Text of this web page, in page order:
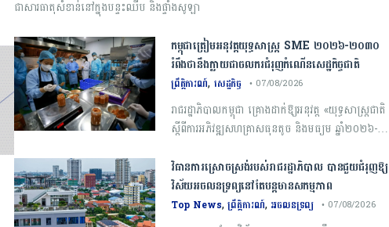
ជាសារធាតុសំខាន់នៅក្នុងបន្ទះឈីប និងផ្ទាំងសូឡា
កម្ពុជា​ត្រៀមអនុវត្ត​យុទ្ធសាស្ត្រ​ ​SME​ ​២០២៦​-​២០៣០​
រំពឹងថានឹងក្លាយ​ជា​ចលករ​ជំរុញ​កំណើន​សេដ្ឋកិច្ច​ជាតិ​
ព្រឹត្តិការណ៍, សេដ្ឋកិច្ច • 07/08/2026
រាជ​រដ្ឋាភិបាល​កម្ពុជា​ ​គ្រោង​ដាក់​ឱ្យ​អនុវត្ត​ «​យុទ្ធសាស្ត្រ​ជាតិ​
ស្តីពី​ការ​អភិវឌ្ឍ​សហគ្រាស​ធុន​តូច​ និង​មធ្យម​ ឆ្នាំ​២០២៦​-​
ក្របខណ្ឌ​គោលនយោបាយ​ដ៏​សំខាន់​ ​សម្រាប់​ពង្រឹង​
សមត្ថភាព​ប្រកួតប្រជែង​របស់​សហគ្រាស​ធុន​តូច​ និង​មធ្យម​
​(​SMEs​) ​និង​ជំរុញ​កំណើន​សេដ្ឋកិច្ច​ជាតិ​ឱ្យ​កាន់តែ​មាន​
ភាព​ធន់​ ​និង​ចីរភាព
វិធានការស្រោចស្រង់របស់រាជរដ្ឋាភិបាល​ បាន​ជួយ​ជំរុញឱ្យ
វិស័យ​អចលនទ្រព្យនៅតែបន្ត​មានសកម្មភាព
Top News,ព្រឹត្តិការណ៍, អចលនទ្រព្យ • 07/08/2026